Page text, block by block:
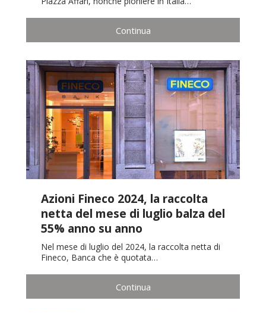
Continua
Azioni Fineco 2024, la raccolta
netta del mese di luglio balza del
55% anno su anno
Nel mese di luglio del 2024, la raccolta netta di
Fineco, Banca che è quotata…
Continua